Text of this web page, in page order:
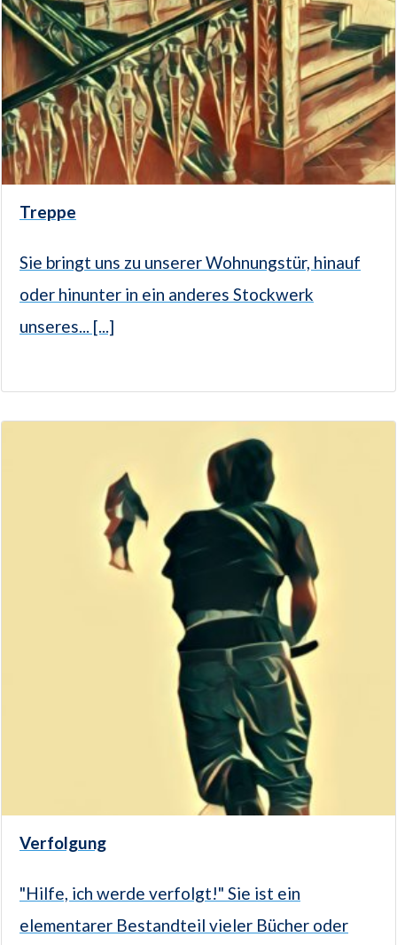
Treppe
Sie bringt uns zu unserer Wohnungstür, hinauf
oder hinunter in ein anderes Stockwerk
unseres... [...]
Verfolgung
"Hilfe, ich werde verfolgt!" Sie ist ein
elementarer Bestandteil vieler Bücher oder